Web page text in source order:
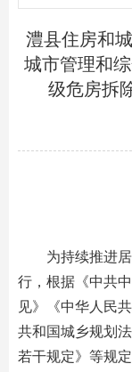
澧县住房和
城市管理和
级危房拆
为持续推进
行，根据《中共
见》《中华人民
共和国城乡规划法
若干规定》等规定